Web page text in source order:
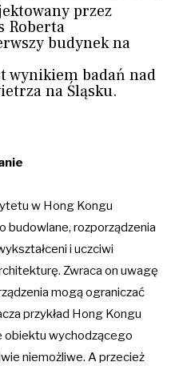
przez
Roberta
budynek na
wynikiem badań nad
na Śląsku.
w Hong Kongu
budowlane, rozporządzenia
i uczciwi
Zwraca on uwagę
mogą ograniczać
przykład Hong Kongu
obiektu wychodzącego
niemożliwe. A przecież